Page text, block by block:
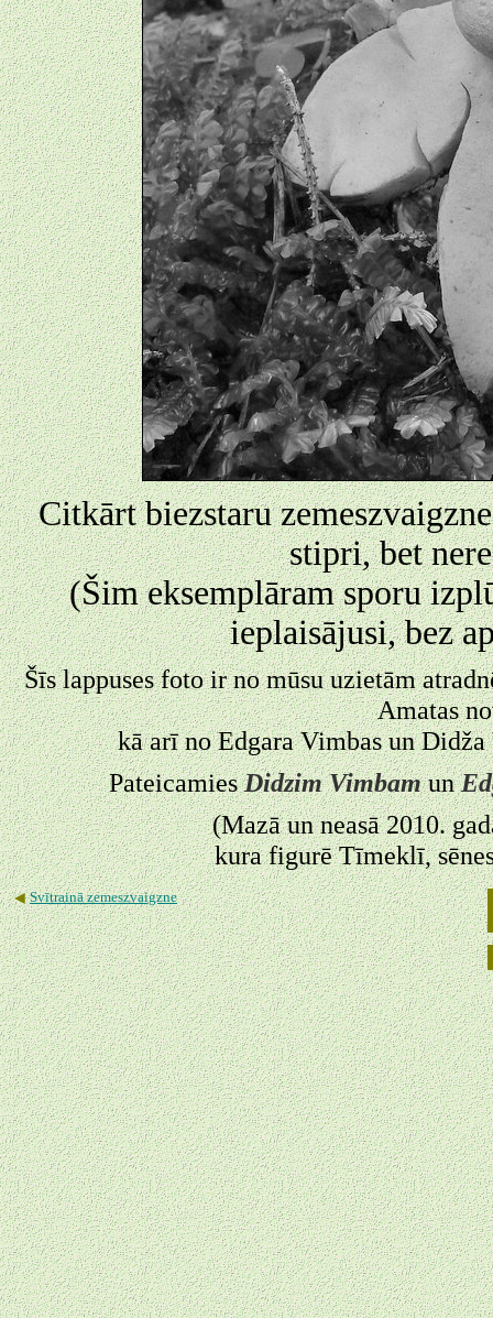
Citkārt biezstaru
stipri, bet
(Šim eksemplāram sporu
ieplaisājusi, bez
Šīs lappuses foto ir no mūsu uzietām
Amatas
kā arī no Edgara Vimbas un
PateicamiesDidzim Vimbamun
(Mazā un neasā 2010.
kura figurē Tīmeklī,
◄Svītrainā zemeszvaigzne
◄